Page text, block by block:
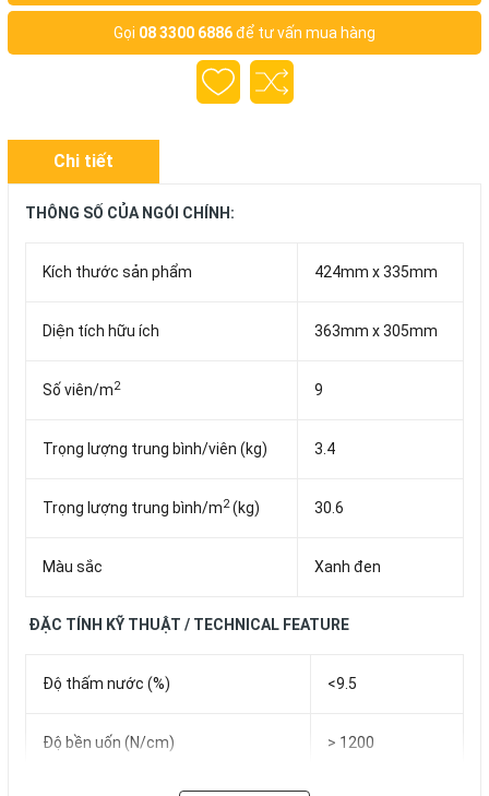
Gọi 08 3300 6886để tư vấn mua hàng
Chi tiết
THÔNG SỐ CỦA NGÓI CHÍNH:
Kích thước sản phẩm 424mm x 335mm
Diện tích hữu ích 363mm x 305mm
Số viên/m2 9
Trọng lượng trung bình/viên (kg) 3.4
Trọng lượng trung bình/m2(kg) 30.6
Màu sắc Xanh đen
ÐẶC TÍNH KỸ THUẬT / TECHNICAL FEATURE
Độ thấm nước (%) <9.5
Độ bền uốn (N/cm) > 1200